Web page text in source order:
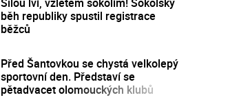
běh republiky spustil registrace
běžců
Před Šantovkou se chystá velkolepý
sportovní den. Představí se
pětadvacet olomouckých klubů